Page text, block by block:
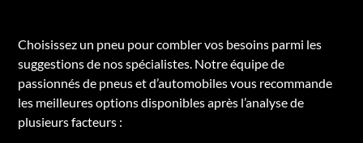
Choisissez un pneu pour combler vos besoins parmi les
suggestions de nos spécialistes. Notre équipe de
passionnés de pneus et d’automobiles vous recommande
les meilleures options disponibles après l’analyse de
plusieurs facteurs :